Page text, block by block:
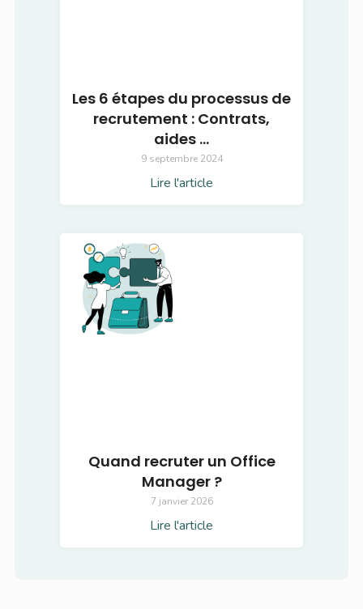
Les 6 étapes du processus de
recrutement : Contrats,
aides …
9 septembre 2024
Lire l'article
Quand recruter un Office
Manager ?
7 janvier 2026
Lire l'article